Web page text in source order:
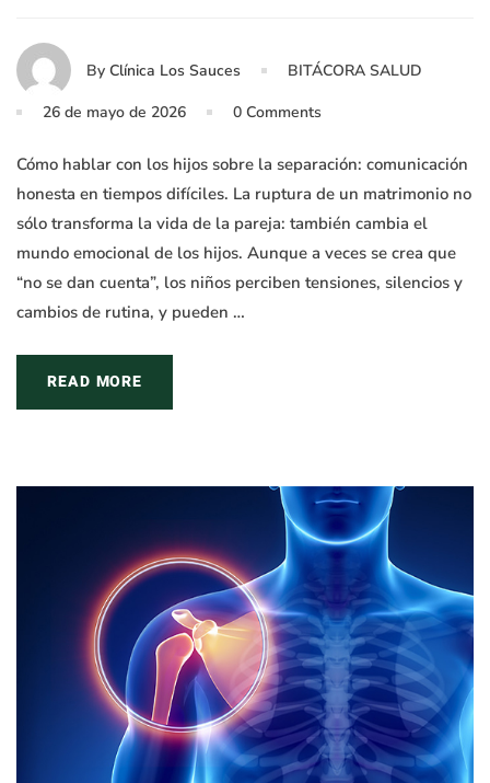
By Clínica Los Sauces BITÁCORA SALUD
26 de mayo de 2026 0 Comments
Cómo hablar con los hijos sobre la separación: comunicación
honesta en tiempos difíciles. La ruptura de un matrimonio no
sólo transforma la vida de la pareja: también cambia el
mundo emocional de los hijos. Aunque a veces se crea que
“no se dan cuenta”, los niños perciben tensiones, silencios y
cambios de rutina, y pueden …
READ MORE